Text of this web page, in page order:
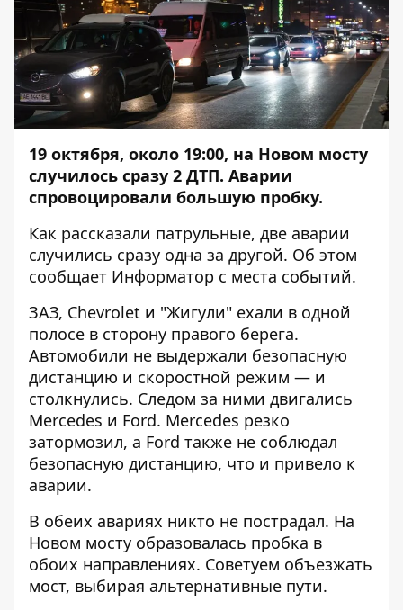
19 октября, около 19:00, на Новом мосту
случилось сразу 2 ДТП. Аварии
спровоцировали большую пробку.
Как рассказали патрульные, две аварии
случились сразу одна за другой. Об этом
сообщает Информатор с места событий.
ЗАЗ, Chevrolet и "Жигули" ехали в одной
полосе в сторону правого берега.
Автомобили не выдержали безопасную
дистанцию и скоростной режим — и
столкнулись. Следом за ними двигались
Mercedes и Ford. Mercedes резко
затормозил, а Ford также не соблюдал
безопасную дистанцию, что и привело к
аварии.
В обеих авариях никто не пострадал. На
Новом мосту образовалась пробка в
обоих направлениях. Советуем объезжать
мост, выбирая альтернативные пути.